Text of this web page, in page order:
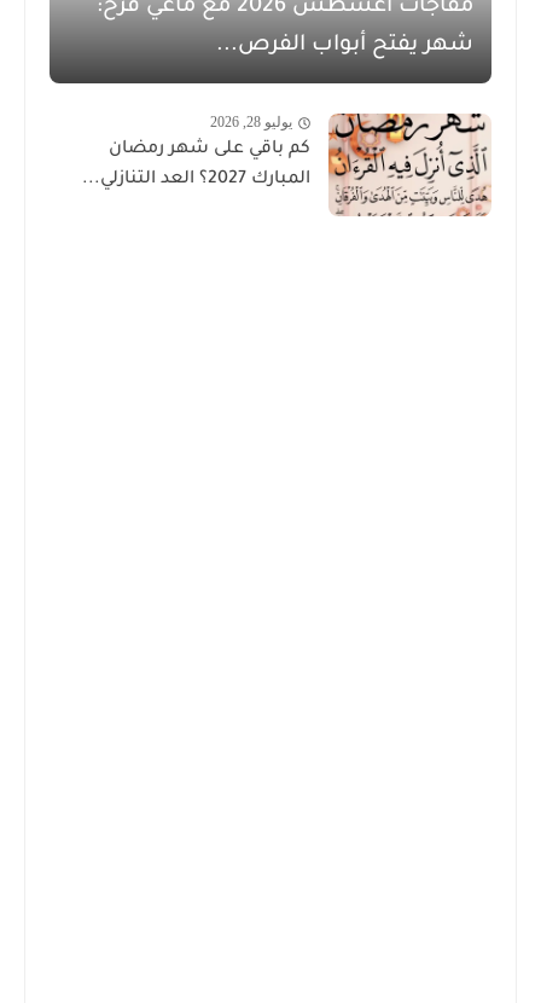
مفاجآت أغسطس 2026 مع ماغي فرح:
شهر يفتح أبواب الفرص...
يوليو 28, 2026
كم باقي على شهر رمضان
المبارك 2027؟ العد التنازلي...